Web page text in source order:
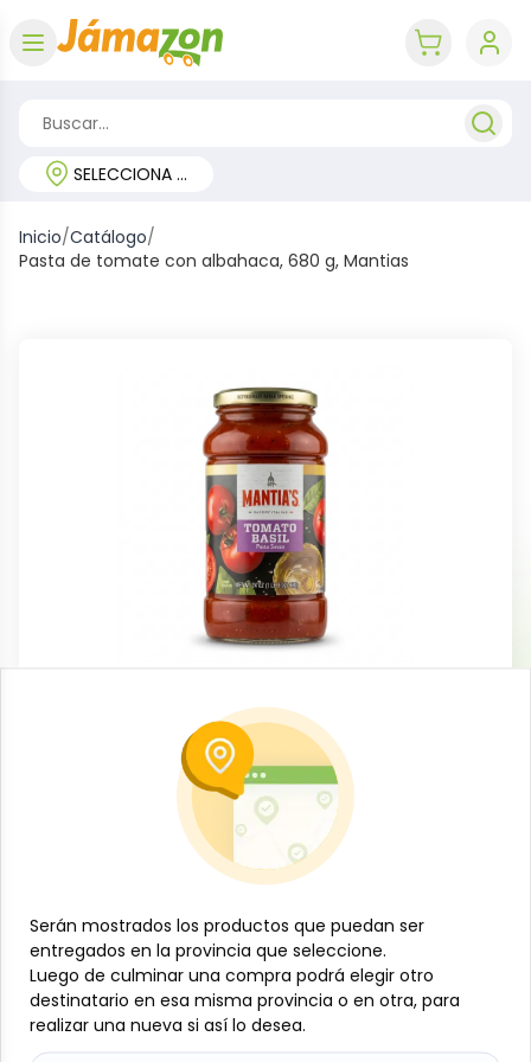
SELECCIONA TU REGIÓN
Inicio/Catálogo/
Pasta de tomate con albahaca, 680 g, Mantias
Conservas, enlatados y congelados
Pasta de tomate con albahaca, 680 g,
B-JAM-001-1849
Especificaciones
-
Serán mostrados los productos que puedan ser
entregados en la provincia que seleccione.
Luego de culminar una compra podrá elegir otro
destinatario en esa misma provincia o en otra, para
realizar una nueva si así lo desea.
Serán mostrados los productos que puedan ser
entregados en la provincia que seleccione.
Luego de culminar una compra podrá elegir otro
destinatario en esa misma provincia o en otra, para
realizar una nueva si así lo desea.